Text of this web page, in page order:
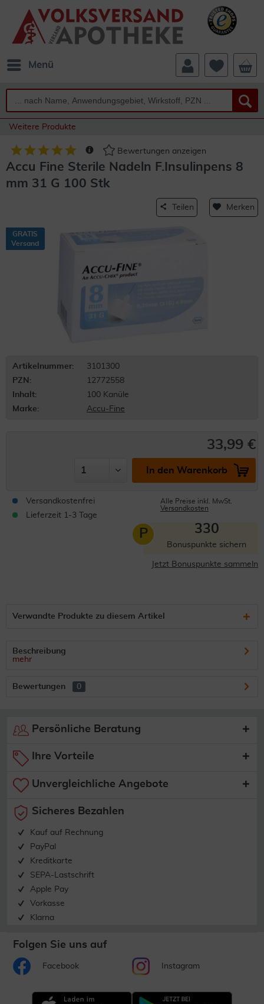
Menü
Weitere Produkte
Bewertungen anzeigen
Accu Fine Sterile Nadeln F.Insulinpens 8
mm 31 G 100 Stk
Teilen Merken
GRATIS
Versand
Artikelnummer:
3101300
PZN:
12772558
Inhalt:
100 Kanüle
Marke:
Accu-Fine
33,99 €
In den Warenkorb
Versandkostenfrei
Lieferzeit 1-3 Tage
Alle Preise inkl. MwSt.
Versandkosten
P 330
Bonuspunkte sichern
Jetzt Bonuspunkte sammeln
Verwandte Produkte zu diesem Artikel
Beschreibung
mehr
Bewertungen 0
Persönliche Beratung
Ihre Vorteile
Unvergleichliche Angebote
Sicheres Bezahlen
Kauf auf Rechnung
PayPal
Kreditkarte
SEPA-Lastschrift
Apple Pay
Vorkasse
Klarna
Folgen Sie uns auf
Facebook Instagram